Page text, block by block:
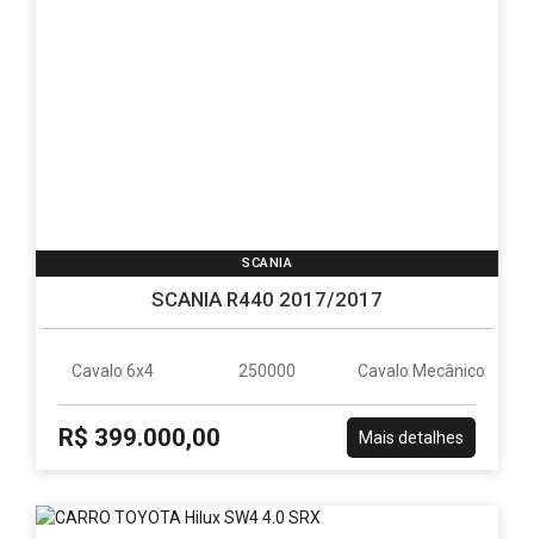
SCANIA
SCANIA R440 2017/2017
Cavalo 6x4 250000 Cavalo Mecânico
R$ 399.000,00 Mais detalhes